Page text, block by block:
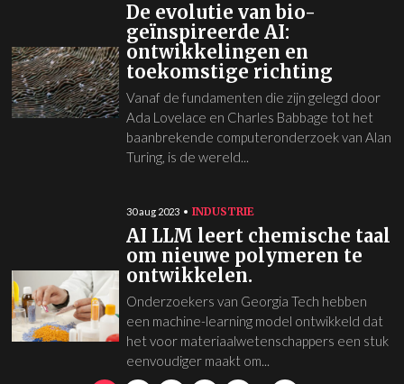
De evolutie van bio-
geïnspireerde AI:
ontwikkelingen en
toekomstige richting
Vanaf de fundamenten die zijn gelegd door
Ada Lovelace en Charles Babbage tot het
baanbrekende computeronderzoek van Alan
Turing, is de wereld...
30 aug 2023 INDUSTRIE
AI LLM leert chemische taal
om nieuwe polymeren te
ontwikkelen.
Onderzoekers van Georgia Tech hebben
een machine-learning model ontwikkeld dat
het voor materiaalwetenschappers een stuk
eenvoudiger maakt om...